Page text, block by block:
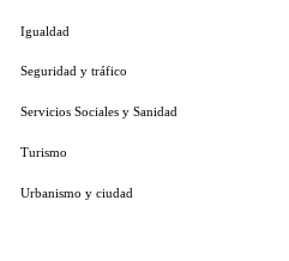
Igualdad
Seguridad y tráfico
Servicios Sociales y Sanidad
Turismo
Urbanismo y ciudad